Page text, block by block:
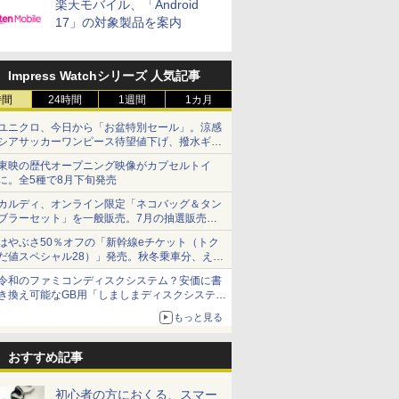
楽天モバイル、「Android
17」の対象製品を案内
Impress Watchシリーズ 人気記事
24時間 1週間 1カ月
ニクロ、今日から「お盆特別セール」。涼感
アサッカーワンピース待望値下げ、撥水ギア
ョーツは1990円に
映の歴代オープニング映像がカプセルトイ
。全5種で8月下旬発売
ルディ、オンライン限定「ネコバッグ＆タン
ラーセット」を一般販売。7月の抽選販売の
選無効分
やぶさ50％オフの「新幹線eチケット（トク
値スペシャル28）」発売。秋冬乗車分、えき
っと限定
和のファミコンディスクシステム？安価に書
換え可能なGB用「しましまディスクシステ
もっと見る
おすすめ記事
初心者の方におくる、スマー